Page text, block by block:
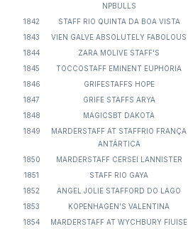
NPBULLS
1842 STAFF RIO QUINTA DA BOA VISTA
1843
VIEN GALVE ABSOLUTELY FABOLOUS
1844
ZARA MOLIVE STAFF'S
1845
TOCCOSTAFF EMINENT EUPHORIA
1846
GRIFESTAFFS HOPE
1847
GRIFE STAFFS ARYA
1848
MAGICSBT DAKOTA
1849
MARDERSTAFF AT STAFFRIO FRANÇA
ANTÁRTICA
1850 MARDERSTAFF CERSEI LANNISTER
1851
STAFF RIO GAYA
1852
ANGEL JOLIE STAFFORD DO LAGO
1853
KOPENHAGEN'S VALENTINA
1854
MARDERSTAFF AT WYCHBURY FIUISE